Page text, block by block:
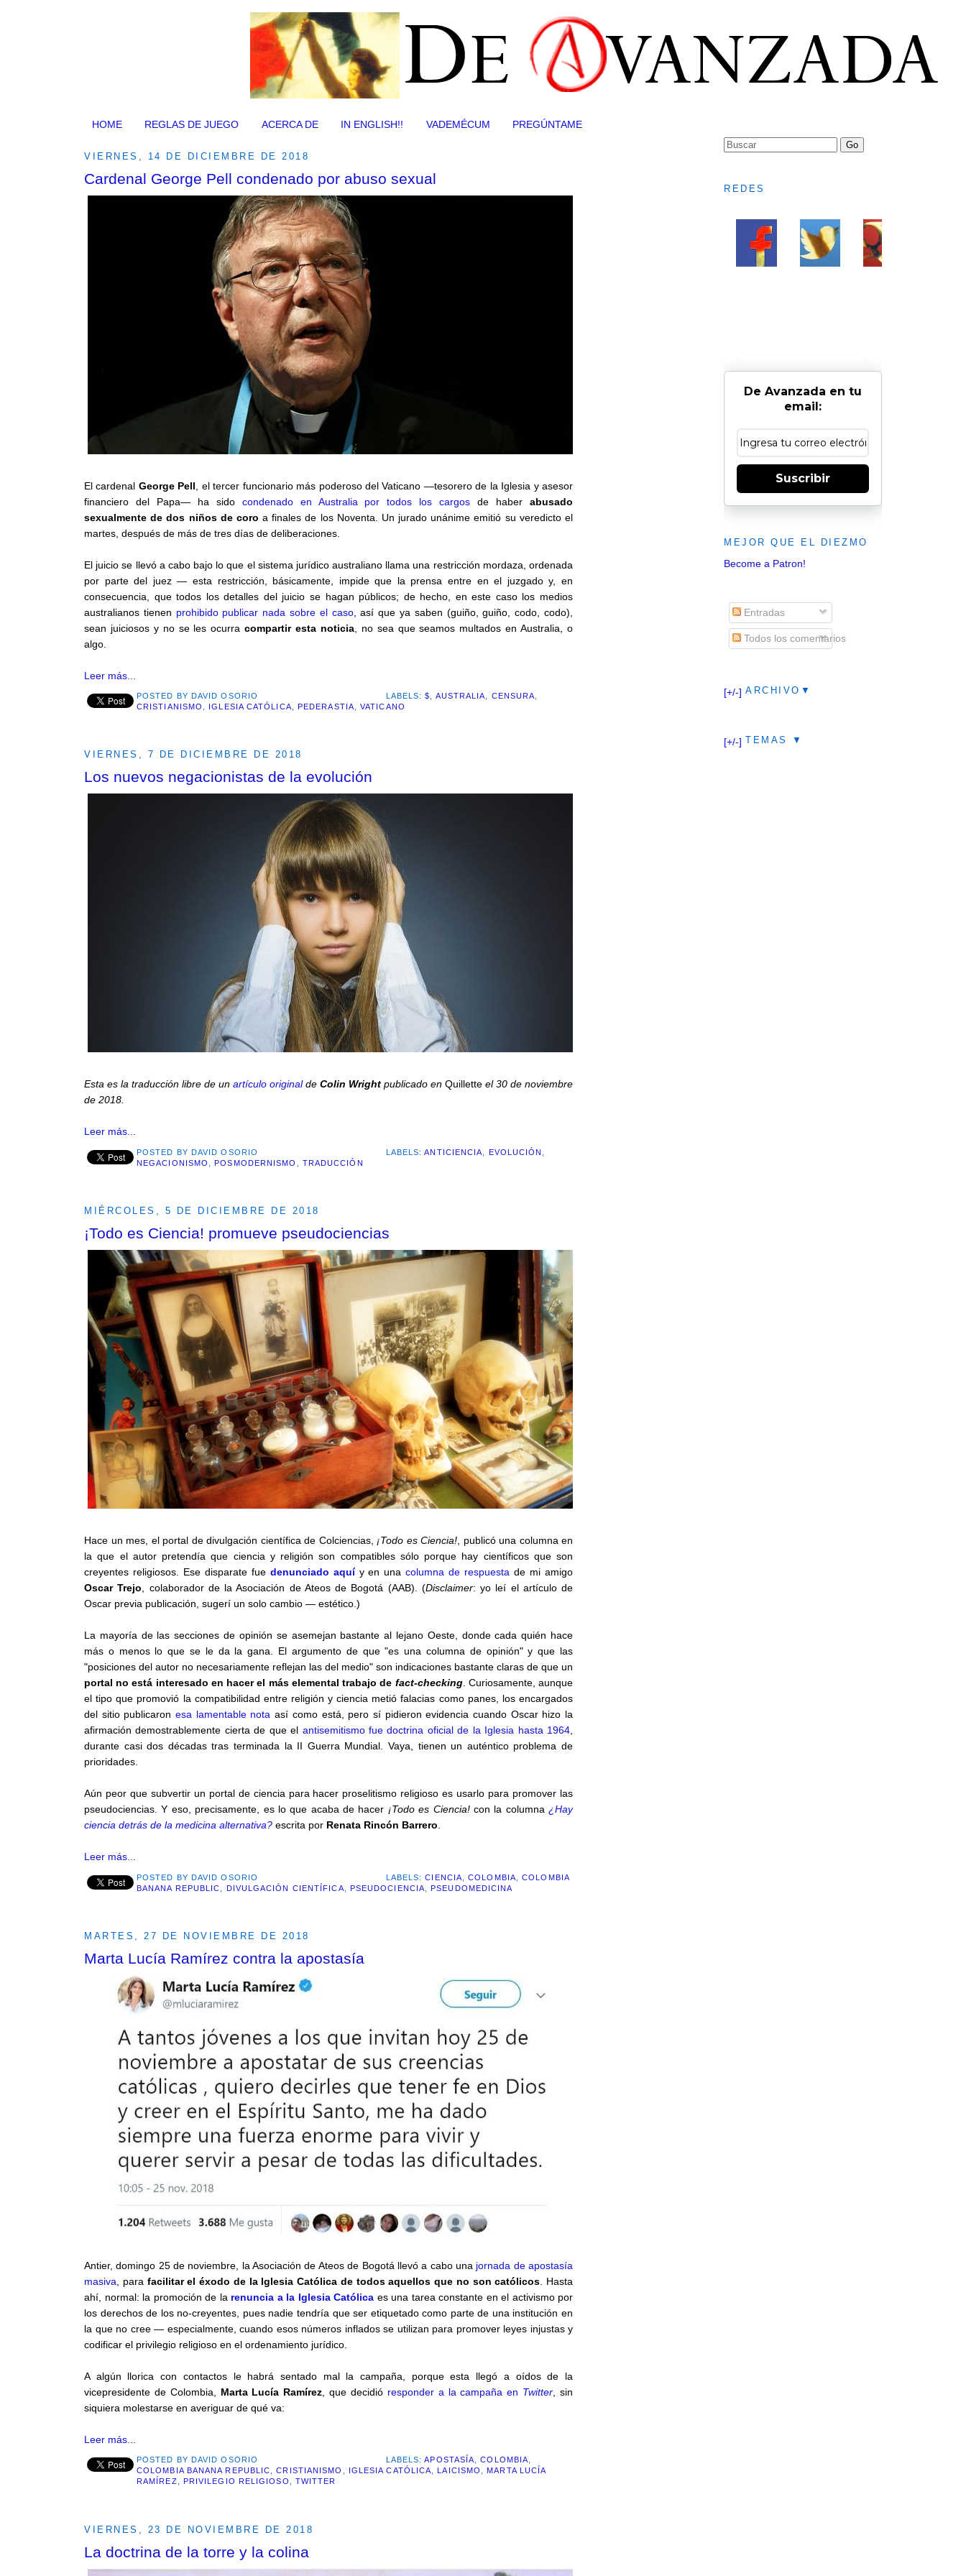
HOME REGLAS DE JUEGO ACERCA DE IN ENGLISH!! VADEMÉCUM PREGÚNTAME
VIERNES, 14 DE DICIEMBRE DE 2018
Cardenal George Pell condenado por abuso sexual
El cardenal George Pell , el tercer funcionario más poderoso del Vaticano —tesorero de la Iglesia y asesor
financiero del Papa— ha sido condenado en Australia por todos los cargos de haberabusado
sexualmente de dos niños de coro a finales de los Noventa. Un jurado unánime emitió su veredicto el
martes, después de más de tres días de deliberaciones.
El juicio se llevó a cabo bajo lo que el sistema jurídico australiano llama una restricción mordaza, ordenada
por parte del juez — esta restricción, básicamente, impide que la prensa entre en el juzgado y, en
consecuencia, que todos los detalles del juicio se hagan públicos; de hecho, en este caso los medios
australianos tienen prohibido publicar nada sobre el caso, así que ya saben (guiño, guiño, codo, codo),
sean juiciosos y no se les ocurracompartir esta noticia, no sea que seamos multados en Australia, o
algo.
Leer más...
POSTED BY DAVID OSORIO LABELS:$ AUSTRALIA CENSURA
CRISTIANISMO
IGLESIA CATÓLICA PEDERASTIA ,VATICANO
VIERNES, 7 DE DICIEMBRE DE 2018
Los nuevos negacionistas de la evolución
Esta es la traducción libre de un artículo originalde Colin Wright publicado en Quillette el 30 de noviembre
de 2018.
Leer más...
POSTED BY DAVID OSORIO LABELS:ANTICIENCIA EVOLUCIÓN
NEGACIONISMO
POSMODERNISMO TRADUCCIÓN
MIÉRCOLES, 5 DE DICIEMBRE DE 2018
¡Todo es Ciencia! promueve pseudociencias
Hace un mes, el portal de divulgación científica de Colciencias, ¡Todo es Ciencia! , publicó una columna en
la que el autor pretendía que ciencia y religión son compatibles sólo porque hay científicos que son
creyentes religiosos. Ese disparate fue denunciado aquíy en unacolumna de respuesta de mi amigo
Oscar Trejo , colaborador de la Asociación de Ateos de Bogotá (AAB). (Disclaimer: yo leí el artículo de
Oscar previa publicación, sugerí un solo cambio — estético.)
La mayoría de las secciones de opinión se asemejan bastante al lejano Oeste, donde cada quién hace
más o menos lo que se le da la gana. El argumento de que "es una columna de opinión" y que las
"posiciones del autor no necesariamente reflejan las del medio" son indicaciones bastante claras de que un
portal no está interesado en hacer el más elemental trabajo de fact-checking. Curiosamente, aunque
el tipo que promovió la compatibilidad entre religión y ciencia metió falacias como panes, los encargados
del sitio publicaronesa lamentable nota así como está, pero sí pidieron evidencia cuando Oscar hizo la
afirmación demostrablemente cierta de que el antisemitismo fue doctrina oficial de la Iglesia hasta 1964
durante casi dos décadas tras terminada la II Guerra Mundial. Vaya, tienen un auténtico problema de
prioridades.
Aún peor que subvertir un portal de ciencia para hacer proselitismo religioso es usarlo para promover las
pseudociencias. Y eso, precisamente, es lo que acaba de hacer ¡Todo es Ciencia!con la columna ¿Hay
ciencia detrás de la medicina alternativa? escrita por Renata Rincón Barrero
Leer más...
POSTED BY DAVID OSORIO LABELS:CIENCIA ,COLOMBIA ,COLOMBIA
BANANA REPUBLIC
DIVULGACIÓN CIENTÍFICA PSEUDOCIENCIA PSEUDOMEDICINA
MARTES, 27 DE NOVIEMBRE DE 2018
Marta Lucía Ramírez contra la apostasía
Antier, domingo 25 de noviembre, la Asociación de Ateos de Bogotá llevó a cabo una jornada de apostasía
masiva , para facilitar el éxodo de la Iglesia Católica de todos aquellos que no son católicos . Hasta
ahí, normal: la promoción de la renuncia a la Iglesia Católica es una tarea constante en el activismo por
los derechos de los no-creyentes, pues nadie tendría que ser etiquetado como parte de una institución en
la que no cree — especialmente, cuando esos números inflados se utilizan para promover leyes injustas y
codificar el privilegio religioso en el ordenamiento jurídico.
A algún llorica con contactos le habrá sentado mal la campaña, porque esta llegó a oídos de la
vicepresidente de Colombia, Marta Lucía Ramírez , que decidió responder a la campaña en Twitter , sin
siquiera molestarse en averiguar de qué va:
Leer más...
POSTED BY DAVID OSORIO LABELS:APOSTASÍA ,COLOMBIA
COLOMBIA BANANA REPUBLIC
,CRISTIANISMO IGLESIA CATÓLICA LAICISMO
MARTA LUCÍA
RAMÍREZ
PRIVILEGIO RELIGIOSO TWITTER
VIERNES, 23 DE NOVIEMBRE DE 2018
La doctrina de la torre y la colina
REDES
De Avanzada en tu
email:
Suscribir
MEJOR QUE EL DIEZMO
Become a Patron!
Entradas
Todos los comentarios
[+/-] ARCHIVO▼
[+/-] TEMAS ▼